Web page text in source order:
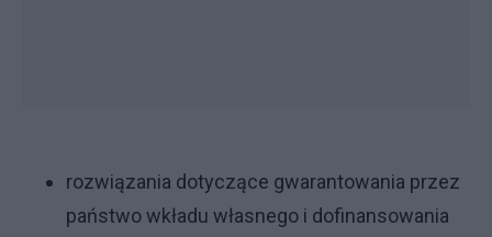
rozwiązania dotyczące gwarantowania przez
państwo wkładu własnego i dofinansowania